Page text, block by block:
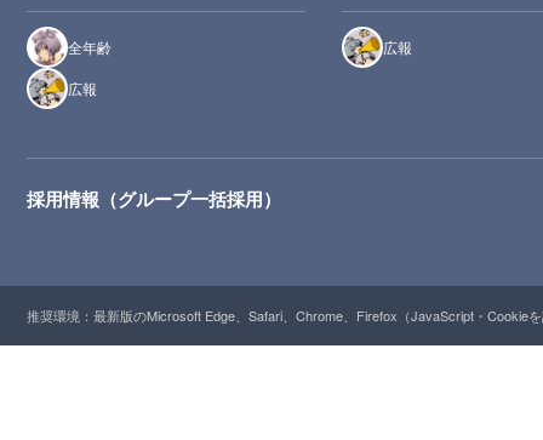
全年齢
広報
広報
採用情報（グループ一括採用）
推奨環境：最新版のMicrosoft Edge、Safari、Chrome、Firefox（JavaScript・Cookie